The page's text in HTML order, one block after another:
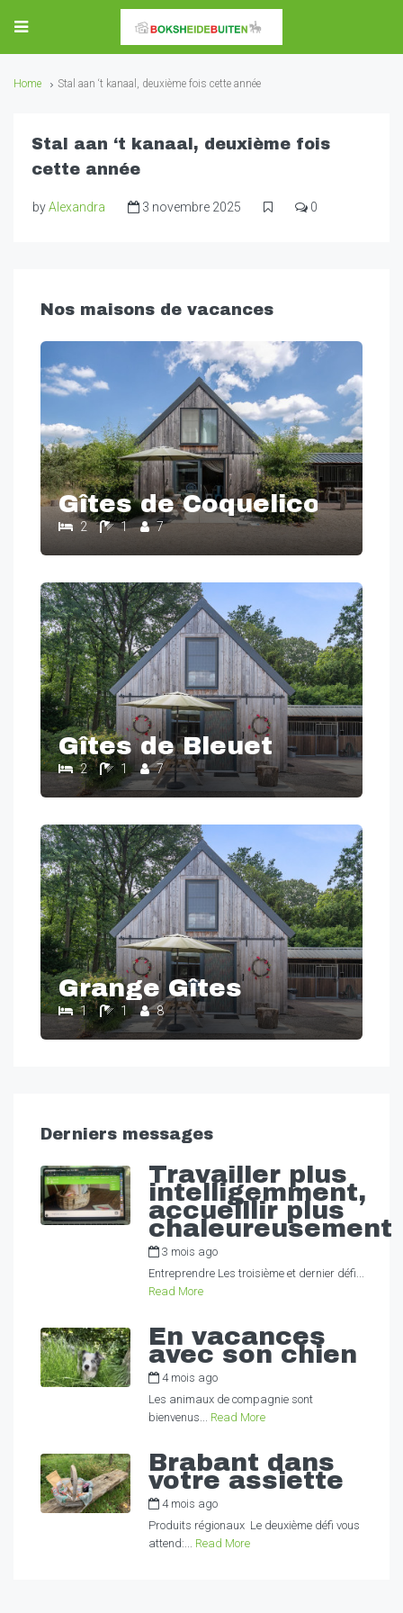
Home Stal aan ‘t kanaal, deuxième fois cette année
Stal aan ‘t kanaal, deuxième fois
cette année
byAlexandra 3 novembre 2025 0
Nos maisons de vacances
Gîtes de Coquelicot
2 1 7
Gîtes de Bleuet
2 1 7
Grange Gîtes
1 1 8
Derniers messages
Travailler plus
intelligemment,
accueillir plus
chaleureusement
3 mois ago
Entreprendre Les troisième et dernier défi...
Read More
En vacances
avec son chien
4 mois ago
Les animaux de compagnie sont
bienvenus... Read More
Brabant dans
votre assiette
4 mois ago
Produits régionaux Le deuxième défi vous
attend:... Read More